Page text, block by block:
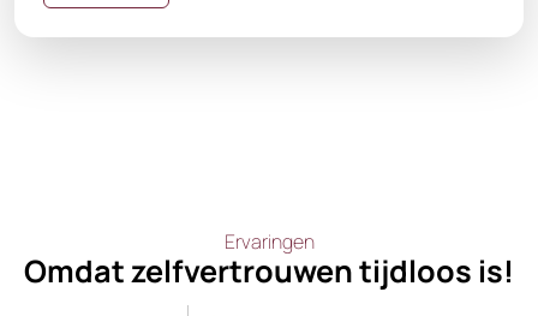
Ervaringen
Omdat zelfvertrouwen tijdloos is!